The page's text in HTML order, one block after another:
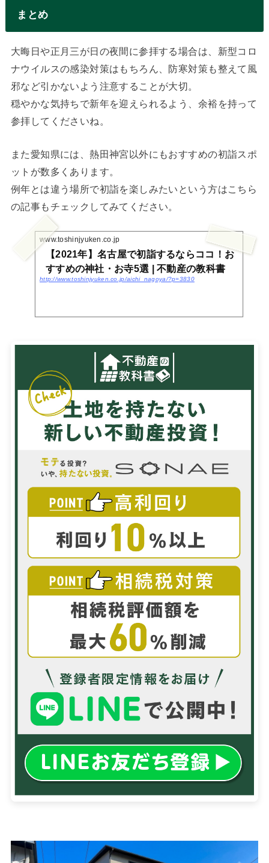
まとめ
大晦日や正月三が日の夜間に参拝する場合は、新型コロ
ナウイルスの感染対策はもちろん、防寒対策も整えて風
邪など引かないよう注意することが大切。
穏やかな気持ちで新年を迎えられるよう、余裕を持って
参拝してくださいね。
また愛知県には、熱田神宮以外にもおすすめの初詣スポ
ットが数多くあります。
例年とは違う場所で初詣を楽しみたいという方はこちら
の記事もチェックしてみてください。
www.toshinjyuken.co.jp
【2021年】名古屋で初詣するならココ！お
すすめの神社・お寺5選 | 不動産の教科書
http://www.toshinjyuken.co.jp/aichi_nagoya/?p=3830